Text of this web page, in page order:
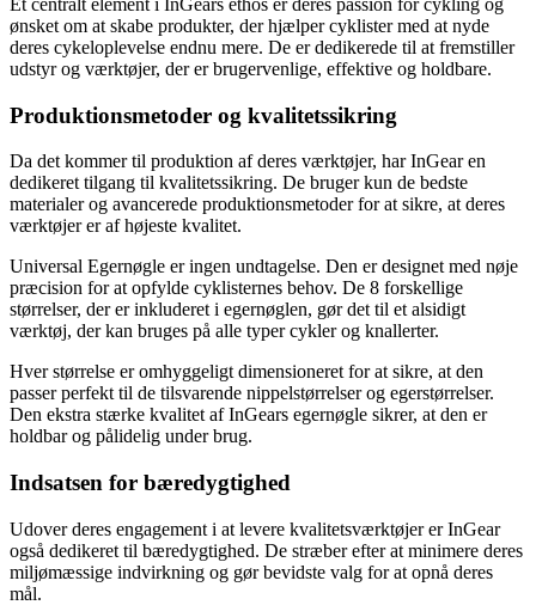
ønsket om at skabe produkter, der hjælper cyklister med at nyde
deres cykeloplevelse endnu mere. De er dedikerede til at fremstiller
udstyr og værktøjer, der er brugervenlige, effektive og holdbare.
Produktionsmetoder og kvalitetssikring
Da det kommer til produktion af deres værktøjer, har InGear en
dedikeret tilgang til kvalitetssikring. De bruger kun de bedste
materialer og avancerede produktionsmetoder for at sikre, at deres
værktøjer er af højeste kvalitet.
Universal Egernøgle er ingen undtagelse. Den er designet med nøje
præcision for at opfylde cyklisternes behov. De 8 forskellige
størrelser, der er inkluderet i egernøglen, gør det til et alsidigt
værktøj, der kan bruges på alle typer cykler og knallerter.
Hver størrelse er omhyggeligt dimensioneret for at sikre, at den
passer perfekt til de tilsvarende nippelstørrelser og egerstørrelser.
Den ekstra stærke kvalitet af InGears egernøgle sikrer, at den er
holdbar og pålidelig under brug.
Indsatsen for bæredygtighed
Udover deres engagement i at levere kvalitetsværktøjer er InGear
også dedikeret til bæredygtighed. De stræber efter at minimere deres
miljømæssige indvirkning og gør bevidste valg for at opnå deres
mål.